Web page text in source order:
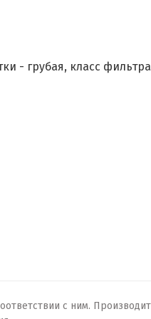
- грубая, класс
с ним.